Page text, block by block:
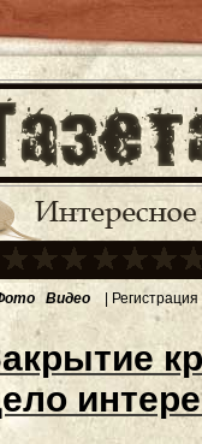
Видео | Регистрация